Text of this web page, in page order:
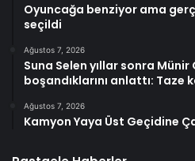
Oyuncağa benziyor ama
seçildi
Ağustos 7, 2026
Suna Selen yıllar sonra Münir
boşandıklarını anlattı: Taze
Ağustos 7, 2026
Kamyon Yaya Üst Geçidine